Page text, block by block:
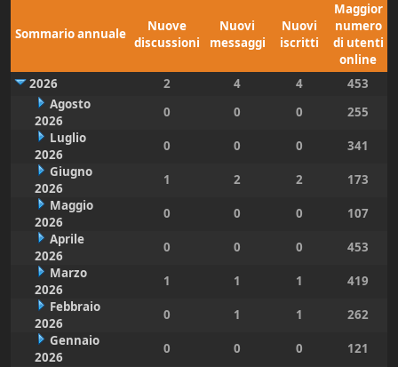
Sommario annuale
Nuove
discussioni
Nuovi
messaggi
Nuovi
iscritti
Maggior
numero
di utenti
online
2026
2 4 4
453
Agosto
2026
0 0 0
255
Luglio
2026
0 0 0
341
Giugno
2026
1 2 2
173
Maggio
2026
0 0 0
107
Aprile
2026
0 0 0
453
Marzo
2026
1 1 1
419
Febbraio
2026
0 1 1
262
Gennaio
2026
0 0 0
121